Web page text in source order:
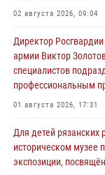
02 августа 2026, 09:04
Директор
армии Виктор
специалистов
профессиональным
01 августа 2026, 17:31
Для детей рязанских
историческом музее
экспозиции,